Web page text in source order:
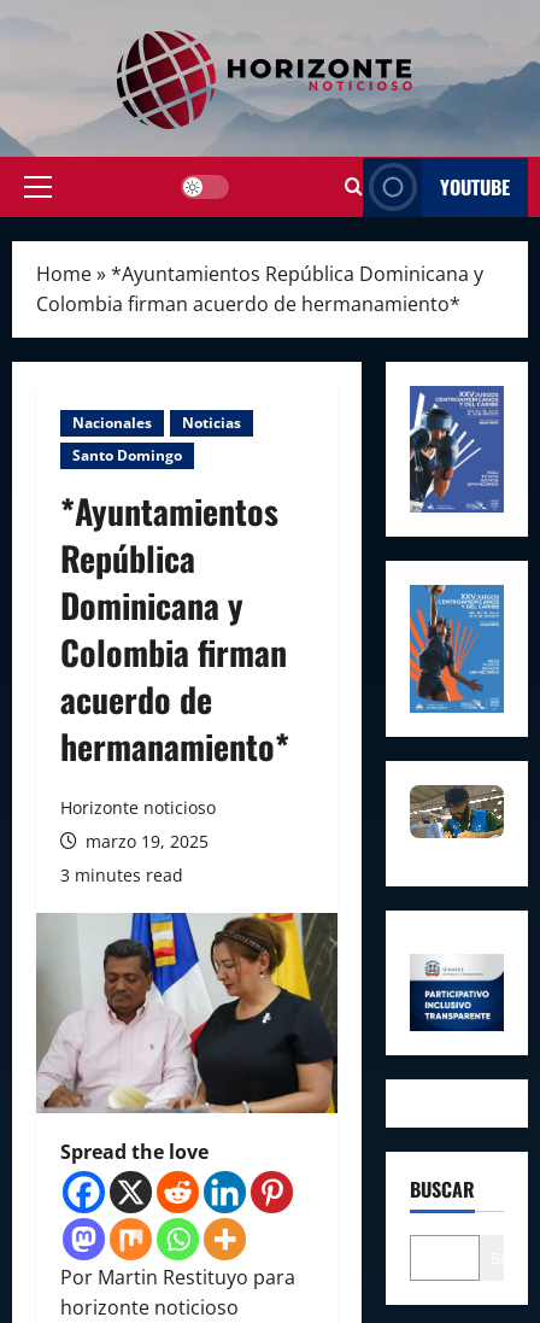
Primary
YOUTUBE
Home»*Ayuntamientos República Dominicana y
Colombia firman acuerdo de hermanamiento*
Nacionales
Noticias
Santo Domingo
*Ayuntamientos
República
Dominicana y
Colombia firman
acuerdo de
hermanamiento*
Horizonte noticioso
marzo 19, 2025
3 minutes read
Spread the love
Por Martin Restituyo para
horizonte noticioso
BUSCAR